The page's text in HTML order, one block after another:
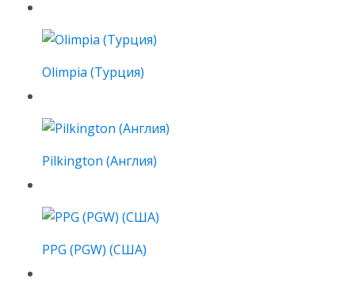
Olimpia (Турция)
Pilkington (Англия)
PPG (PGW) (США)